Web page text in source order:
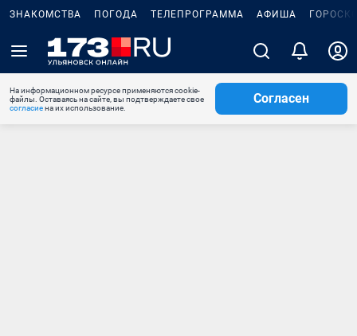
ЗНАКОМСТВА ПОГОДА ТЕЛЕПРОГРАММА АФИША
На информационном ресурсе применяются cookie-
файлы. Оставаясь на сайте, вы подтверждаете свое
согласиена их использование.
Согласен